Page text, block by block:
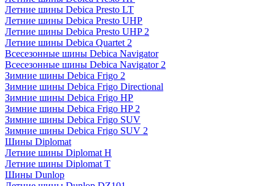
Летние шины Debica Presto LT
Летние шины Debica Presto UHP
Летние шины Debica Presto UHP 2
Летние шины Debica Quartet 2
Всесезонные шины Debica Navigator
Всесезонные шины Debica Navigator 2
Зимние шины Debica Frigo 2
Зимние шины Debica Frigo Directional
Зимние шины Debica Frigo HP
Зимние шины Debica Frigo HP 2
Зимние шины Debica Frigo SUV
Зимние шины Debica Frigo SUV 2
Шины Diplomat
Летние шины Diplomat H
Летние шины Diplomat T
Шины Dunlop